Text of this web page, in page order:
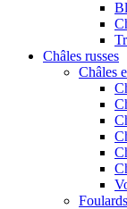
Châles russes
Châles